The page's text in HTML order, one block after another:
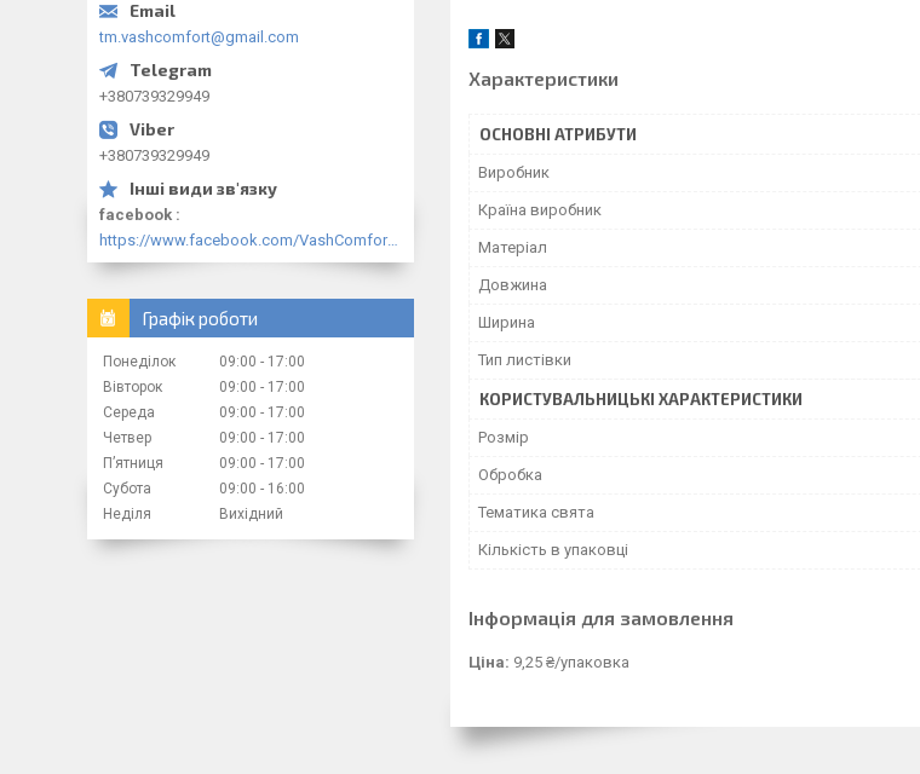
Характеристики
ОСНОВНІ АТРИБУТИ
Виробник
Країна виробник
Матеріал
Довжина
Ширина
Тип листівки
КОРИСТУВАЛЬНИЦЬКІ ХАРАКТЕРИСТИКИ
Розмір
Обробка
Тематика свята
Кількість в упаковці
Інформація для замовлення
Ціна: 9,25 ₴/упаковка
tm.vashcomfort@gmail.com
+380739329949
+380739329949
facebook
https://www.facebook.com/VashComfort.ua/
Графік роботи
Понеділок 09:00
17:00
Вівторок
09:00
17:00
Середа
09:00
17:00
Четвер
09:00
17:00
Пʼятниця
09:00
17:00
Субота
09:00
16:00
Неділя
Вихідний